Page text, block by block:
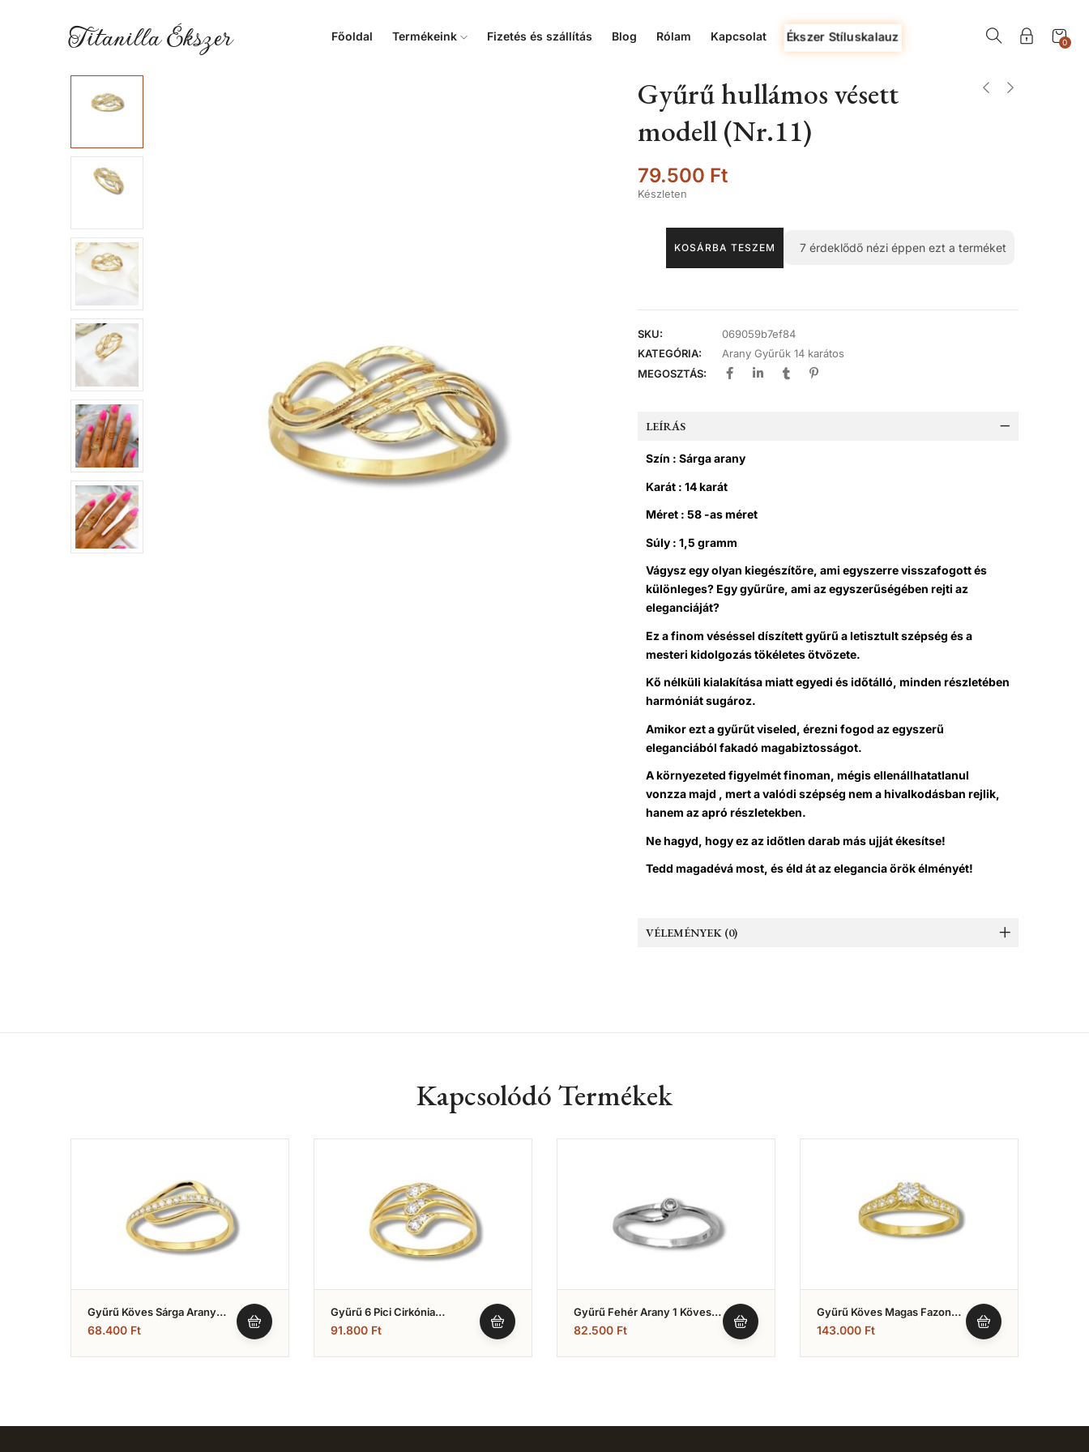
Titanilla Ékszer Főoldal Termékeink Fizetés és szállítás Blog Rólam Kapcsolat Ékszer Stíluskalauz 0
Gyűrű hullámos vésett
modell (Nr.11)
79.500 Ft
Készleten
KOSÁRBA TESZEM 7 érdeklődő nézi éppen ezt a terméket
SKU:
069059b7ef84
KATEGÓRIA:
Arany Gyűrűk 14 karátos
MEGOSZTÁS:
LEÍRÁS
Szín : Sárga arany
Karát : 14 karát
Méret : 58 -as méret
Súly : 1,5 gramm
Vágysz egy olyan kiegészítőre, ami egyszerre visszafogott és
különleges? Egy gyűrűre, ami az egyszerűségében rejti az
eleganciáját?
Ez a finom véséssel díszített gyűrű a letisztult szépség és a
mesteri kidolgozás tökéletes ötvözete.
Kő nélküli kialakítása miatt egyedi és időtálló, minden részletében
harmóniát sugároz.
Amikor ezt a gyűrűt viseled, érezni fogod az egyszerű
eleganciából fakadó magabiztosságot.
A környezeted figyelmét finoman, mégis ellenállhatatlanul
vonzza majd , mert a valódi szépség nem a hivalkodásban rejlik,
hanem az apró részletekben.
Ne hagyd, hogy ez az időtlen darab más ujját ékesítse!
Tedd magadévá most, és éld át az elegancia örök élményét!
VÉLEMÉNYEK (0)
Kapcsolódó Termékek
Gyűrű Köves Sárga Arany
(Nr.24)
68.400 Ft
Gyűrű 6 Pici Cirkónia
Kövekkel (Nr.49)
91.800 Ft
Gyűrű Fehér Arany 1 Köves
(Nr.20)
82.500 Ft
Gyűrű Köves Magas Fazonú
(Nr.2)
143.000 Ft